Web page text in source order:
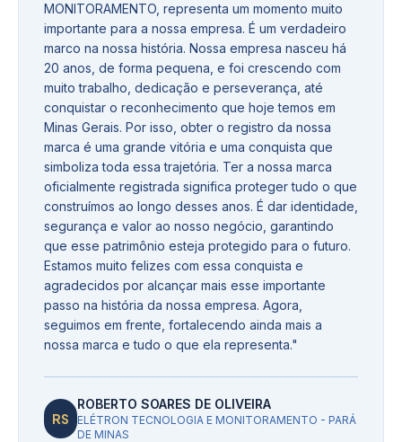
MONITORAMENTO, representa um momento muito
importante para a nossa empresa. É um verdadeiro
marco na nossa história. Nossa empresa nasceu há
20 anos, de forma pequena, e foi crescendo com
muito trabalho, dedicação e perseverança, até
conquistar o reconhecimento que hoje temos em
Minas Gerais. Por isso, obter o registro da nossa
marca é uma grande vitória e uma conquista que
simboliza toda essa trajetória. Ter a nossa marca
oficialmente registrada significa proteger tudo o que
construímos ao longo desses anos. É dar identidade,
segurança e valor ao nosso negócio, garantindo
que esse patrimônio esteja protegido para o futuro.
Estamos muito felizes com essa conquista e
agradecidos por alcançar mais esse importante
passo na história da nossa empresa. Agora,
seguimos em frente, fortalecendo ainda mais a
nossa marca e tudo o que ela representa."
RS
ROBERTO SOARES DE OLIVEIRA
ELÉTRON TECNOLOGIA E MONITORAMENTO - PARÁ
DE MINAS